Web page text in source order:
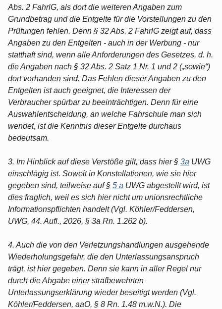
Abs. 2 FahrlG, als dort die weiteren Angaben zum
Grundbetrag und die Entgelte für die Vorstellungen zu den
Prüfungen fehlen. Denn § 32 Abs. 2 FahrlG zeigt auf, dass
Angaben zu den Entgelten - auch in der Werbung - nur
statthaft sind, wenn alle Anforderungen des Gesetzes, d. h.
die Angaben nach § 32 Abs. 2 Satz 1 Nr. 1 und 2 („sowie“)
dort vorhanden sind. Das Fehlen dieser Angaben zu den
Entgelten ist auch geeignet, die Interessen der
Verbraucher spürbar zu beeinträchtigen. Denn für eine
Auswahlentscheidung, an welche Fahrschule man sich
wendet, ist die Kenntnis dieser Entgelte durchaus
bedeutsam.
3. Im Hinblick auf diese Verstöße gilt, dass hier § 3a UWG
einschlägig ist. Soweit in Konstellationen, wie sie hier
gegeben sind, teilweise auf § 5 a UWG abgestellt wird, ist
dies fraglich, weil es sich hier nicht um unionsrechtliche
Informationspflichten handelt (Vgl. Köhler/Feddersen,
UWG, 44. Aufl., 2026, § 3a Rn. 1.262 b).
4. Auch die von den Verletzungshandlungen ausgehende
Wiederholungsgefahr, die den Unterlassungsanspruch
trägt, ist hier gegeben. Denn sie kann in aller Regel nur
durch die Abgabe einer strafbewehrten
Unterlassungserklärung wieder beseitigt werden (Vgl.
Köhler/Feddersen, aaO, § 8 Rn. 1.48 m.w.N.). Die